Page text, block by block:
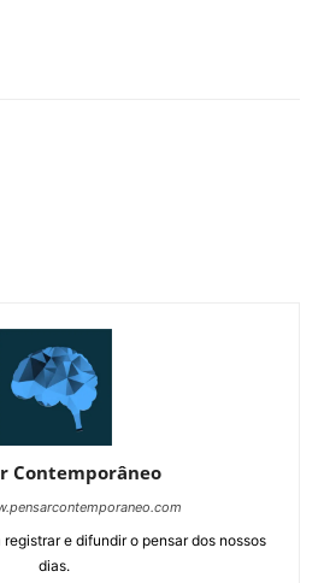
Contemporâneo
e difundir o pensar dos nossos
dias.